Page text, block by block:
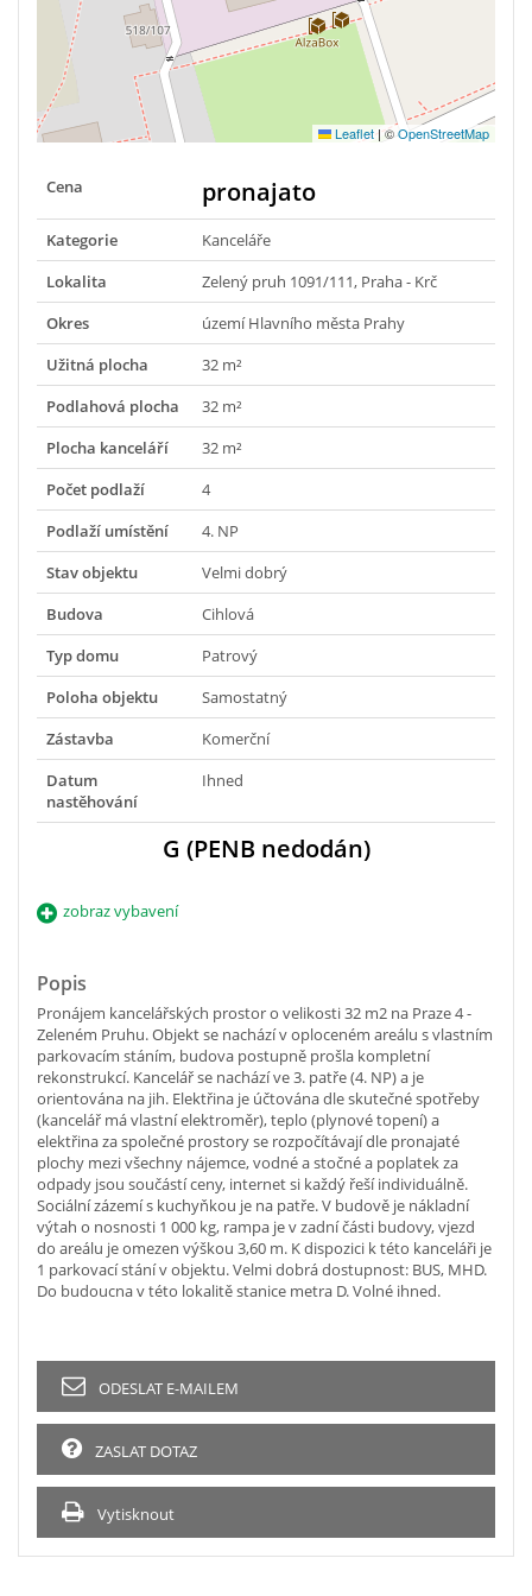
Leaflet |©OpenStreetMap
Cena pronajato
Kategorie
Kanceláře
Lokalita
Zelený pruh 1091/111, Praha - Krč
Okres
území Hlavního města Prahy
Užitná plocha
32 m²
Podlahová plocha
32 m²
Plocha kanceláří
32 m²
Počet podlaží
4
Podlaží umístění
4. NP
Stav objektu
Velmi dobrý
Budova
Cihlová
Typ domu
Patrový
Poloha objektu
Samostatný
Zástavba
Komerční
Datum
nastěhování
Ihned
G (PENB nedodán)
zobraz vybavení
Popis
Pronájem kancelářských prostor o velikosti 32 m2 na Praze 4 -
Zeleném Pruhu. Objekt se nachází v oploceném areálu s vlastním
parkovacím stáním, budova postupně prošla kompletní
rekonstrukcí. Kancelář se nachází ve 3. patře (4. NP) a je
orientována na jih. Elektřina je účtována dle skutečné spotřeby
(kancelář má vlastní elektroměr), teplo (plynové topení) a
elektřina za společné prostory se rozpočítávají dle pronajaté
plochy mezi všechny nájemce, vodné a stočné a poplatek za
odpady jsou součástí ceny, internet si každý řeší individuálně.
Sociální zázemí s kuchyňkou je na patře. V budově je nákladní
výtah o nosnosti 1 000 kg, rampa je v zadní části budovy, vjezd
do areálu je omezen výškou 3,60 m. K dispozici k této kanceláři je
1 parkovací stání v objektu. Velmi dobrá dostupnost: BUS, MHD.
Do budoucna v této lokalitě stanice metra D. Volné ihned.
ODESLAT E-MAILEM
ZASLAT DOTAZ
Vytisknout